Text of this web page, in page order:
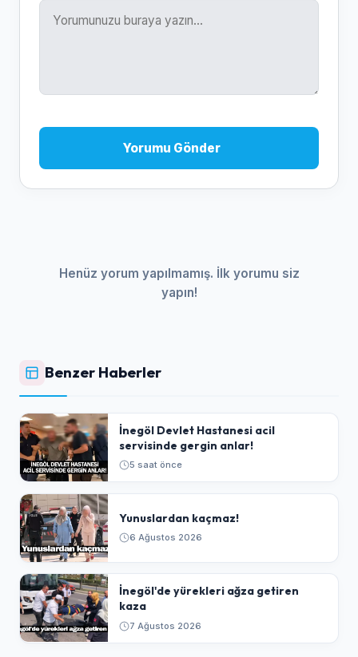
Yorumu Gönder
Henüz yorum yapılmamış. İlk yorumu siz
yapın!
Benzer Haberler
İnegöl Devlet Hastanesi acil
servisinde gergin anlar!
5 saat önce
Yunuslardan kaçmaz!
6 Ağustos 2026
İnegöl'de yürekleri ağza getiren
kaza
7 Ağustos 2026